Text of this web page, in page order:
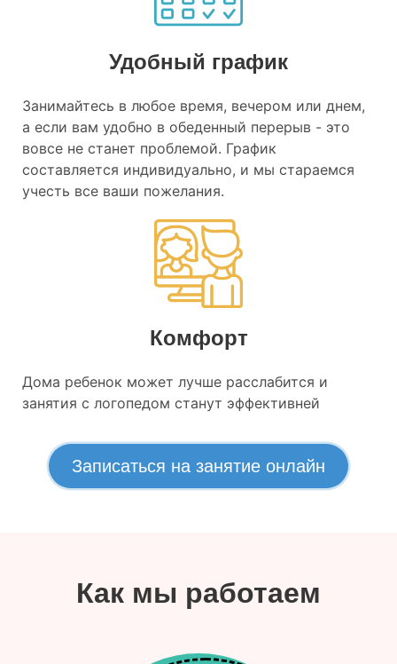
Удобный график
Занимайтесь в любое время, вечером или днем,
а если вам удобно в обеденный перерыв - это
вовсе не станет проблемой. График
составляется индивидуально, и мы стараемся
учесть все ваши пожелания.
Комфорт
Дома ребенок может лучше расслабится и
занятия с логопедом станут эффективней
Записаться на занятие онлайн
Как мы работаем